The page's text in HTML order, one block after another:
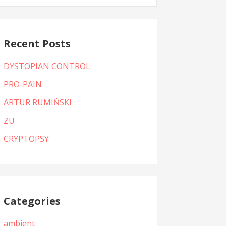
Recent Posts
DYSTOPIAN CONTROL
PRO-PAIN
ARTUR RUMIŃSKI
ZU
CRYPTOPSY
Categories
ambient